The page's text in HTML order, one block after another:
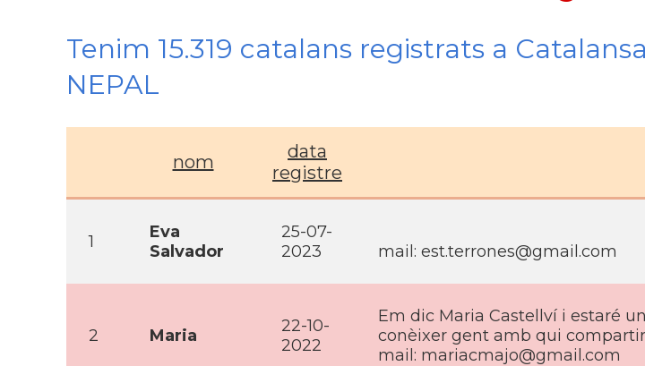
Tenim 15.319 catalans registrats a
NEPAL
nom
data
registre
1
Eva
Salvador
25-07-
2023
mail: est.terrones@gmail.com
2 Maria
22-10-
2022
Em dic Maria Castellví­ i estaré
conèixer gent amb qui
mail: mariacmajo@gmail.com